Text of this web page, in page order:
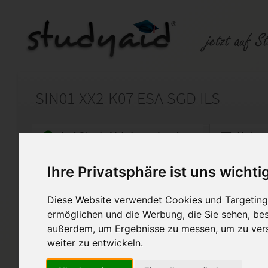
Ihre Privatsphäre ist uns
Diese Website verwendet Cookies und
ermöglichen und die Werbung, die Sie sehen,
außerdem, um Ergebnisse zu messen, um zu
weiter zu entwickeln.
SIN01-XX2-K07 ESA SGD ILS
Auf StudyAid.de verkaufen
Startseite Technik und Informatik
Grundlagen der
ESA wurde mit der Note 1
Mit Korrektur vom Fernlehrer.